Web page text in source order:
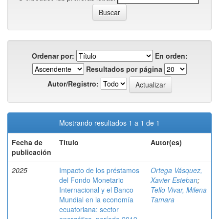
Ordenar por:
En orden:
Resultados por página
Autor/Registro:
Mostrando resultados 1 a 1 de 1
Fecha de
publicación
Título Autor(es)
2025
Impacto de los préstamos
del Fondo Monetario
Internacional y el Banco
Mundial en la economía
ecuatoriana: sector
Ortega Vásquez,
Xavier Esteban;
Tello Vivar, Milena
Tamara